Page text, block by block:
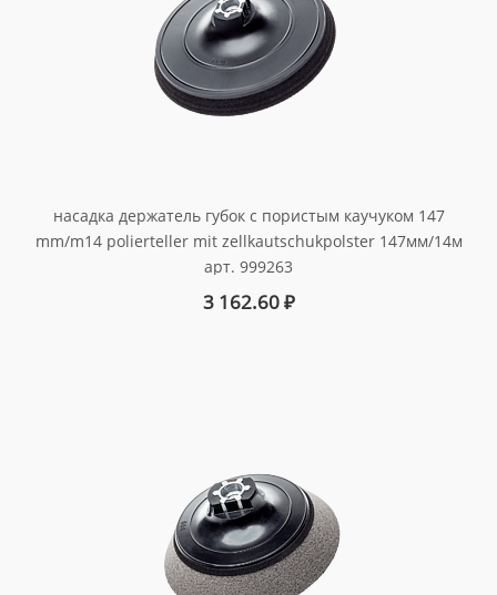
насадка держатель губок с пористым каучуком 147
mm/m14 polierteller mit zellkautschukpolster 147мм/14м
арт. 999263
3 162.60₽